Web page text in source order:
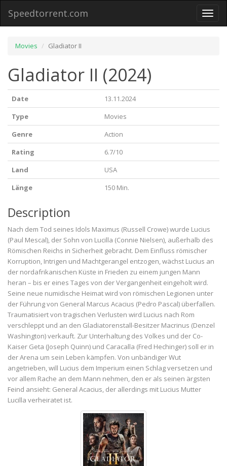
Toggle
Speedtorrent.com
Movies Gladiator II
Gladiator II (2024)
Date
13.11.2024
Type
Movies
Genre
Action
Rating
6.7/10
Land
USA
Länge
150 Min.
Description
Nach dem Tod seines Idols Maximus (Russell Crowe) wurde Lucius
(Paul Mescal), der Sohn von Lucilla (Connie Nielsen), außerhalb des
Römischen Reichs in Sicherheit gebracht. Dem Einfluss römischer
Korruption, Intrigen und Machtgerangel entzogen, wächst Lucius an
der nordafrikanischen Küste in Frieden zu einem jungen Mann
heran – bis er eines Tages von der Vergangenheit eingeholt wird.
Seine neue numidische Heimat wird von römischen Legionen unter
der Führung von General Marcus Acacius (Pedro Pascal) überfallen.
Traumatisiert von tragischen Verlusten wird Lucius nach Rom
verschleppt und an den Gladiatorenstall-Besitzer Macrinus (Denzel
Washington) verkauft. Zur Unterhaltung des Volkes und der Co-
Kaiser Geta (Joseph Quinn) und Caracalla (Fred Hechinger) soll er in
der Arena um sein Leben kämpfen. Von unbändiger Wut
angetrieben, will Lucius dem Imperium einen Schlag versetzen und
vor allem Rache an dem Mann nehmen, den er als seinen ärgsten
Feind ansieht: General Acacius, der allerdings mit Lucius Mutter
Lucilla verheiratet ist.